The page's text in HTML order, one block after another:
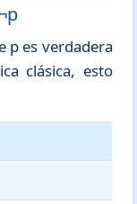
p es verdadera
clásica, esto